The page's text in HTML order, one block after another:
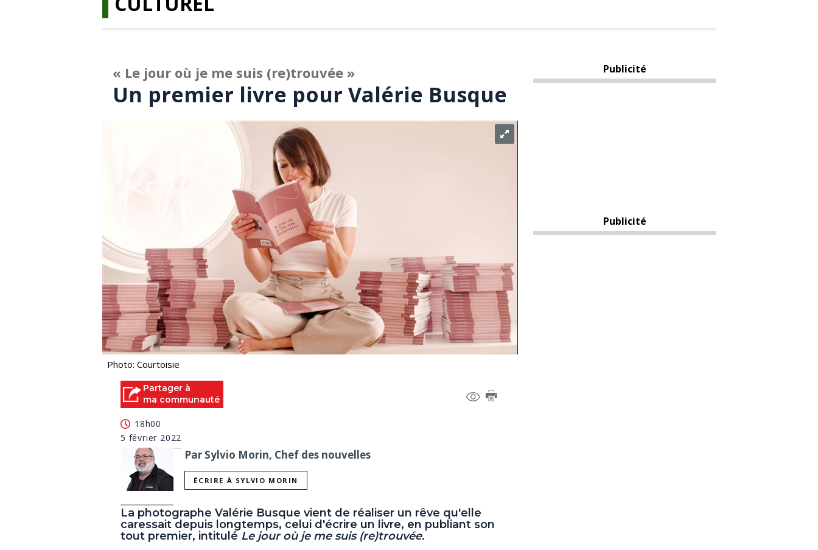
« Le jour où je me suis (re)trouvée »
Un premier livre pour Valérie Busque
Photo: Courtoisie
Partager à
ma communauté
18h00
5 février 2022
Par Sylvio Morin, Chef des nouvelles
ÉCRIRE À SYLVIO MORIN
La photographe Valérie Busque vient de réaliser un rêve qu'elle
caressait depuis longtemps, celui d'écrire un livre, en publiant son
tout premier, intitulé Le jour où je me suis (re)trouvée.
Publicité
Publicité